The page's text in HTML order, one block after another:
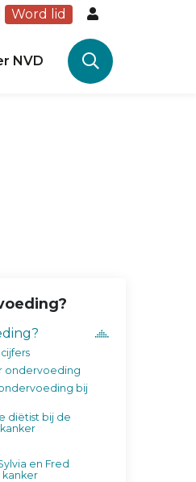
Word lid
NVD
ondervoeding
bij
diëtist bij de
en Fred